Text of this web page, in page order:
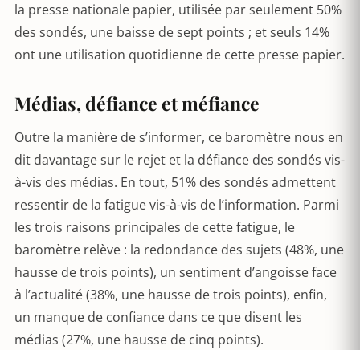
la presse nationale papier, utilisée par seulement 50%
des sondés, une baisse de sept points ; et seuls 14%
ont une utilisation quotidienne de cette presse papier.
Médias, défiance et méfiance
Outre la manière de s’informer, ce baromètre nous en
dit davantage sur le rejet et la défiance des sondés vis-
à-vis des médias. En tout, 51% des sondés admettent
ressentir de la fatigue vis-à-vis de l’information. Parmi
les trois raisons principales de cette fatigue, le
baromètre relève : la redondance des sujets (48%, une
hausse de trois points), un sentiment d’angoisse face
à l’actualité (38%, une hausse de trois points), enfin,
un manque de confiance dans ce que disent les
médias (27%, une hausse de cinq points).